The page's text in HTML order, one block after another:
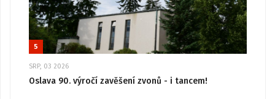
5
SRP, 03 2026
Oslava 90. výročí zavěšení zvonů - i tancem!